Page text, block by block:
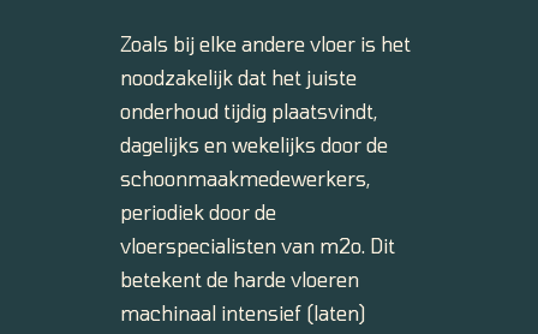
Zoals bij elke andere vloer is het
noodzakelijk dat het juiste
onderhoud tijdig plaatsvindt,
dagelijks en wekelijks door de
schoonmaakmedewerkers,
periodiek door de
vloerspecialisten van m2o. Dit
betekent de harde vloeren
machinaal intensief (laten)